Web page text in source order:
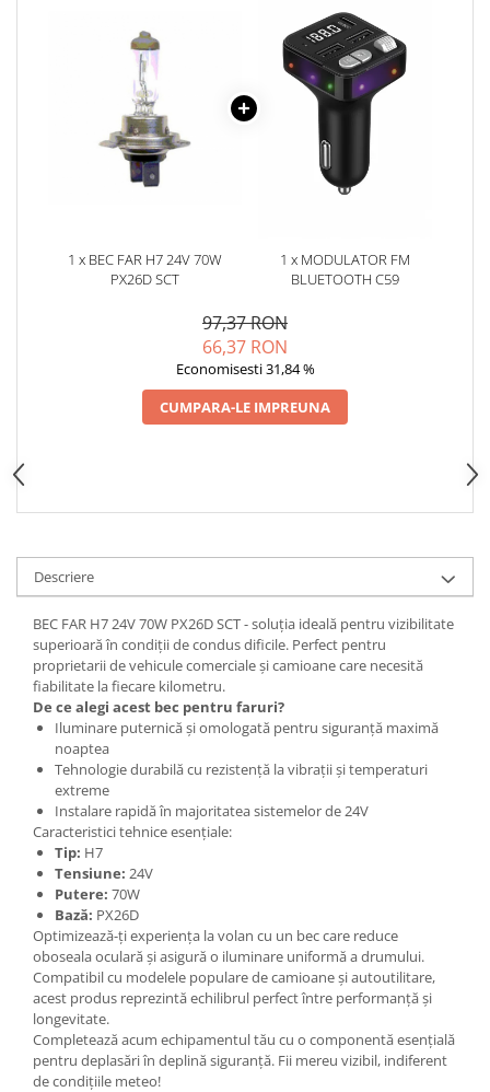
Pompa Spalator Parbriz
Accesorii Camioane
Lampi si Proiectoare Camion
Marcaje si Echipamente de
Accesorii Cabina Camion
Echipamente ADR si Utilitare
Aditivi Ulei Motor
Aditivi DPF, Sistem Racire si
Antigel
Spray Curatare Frane
Lubrifianti si Spray-uri de Curatare
Vopsitorie, Chituri si Adezivi
Curatare si Detailing Exterior
Articole Auto Sezoniere
Produse de Iarna
Cabluri Pornire
Produse de Vara
Blog
1 x BEC FAR H7 24V 70W
PX26D SCT
1 x MODULATOR FM
BLUETOOTH C59
97,37 RON
66,37 RON
Economisesti 31,84 %
CUMPARA-LE IMPREUNA
Descriere
BEC FAR H7 24V 70W PX26D SCT - soluția ideală pentru vizibilitate
superioară în condiții de condus dificile. Perfect pentru
proprietarii de vehicule comerciale și camioane care necesită
fiabilitate la fiecare kilometru.
De ce alegi acest bec pentru faruri?
Iluminare puternică și omologată pentru siguranță maximă
noaptea
Tehnologie durabilă cu rezistență la vibrații și temperaturi
extreme
Instalare rapidă în majoritatea sistemelor de 24V
Caracteristici tehnice esențiale:
Tip: H7
Tensiune: 24V
Putere: 70W
Bază: PX26D
Optimizează-ți experiența la volan cu un bec care reduce
oboseala oculară și asigură o iluminare uniformă a drumului.
Compatibil cu modelele populare de camioane și autoutilitare,
acest produs reprezintă echilibrul perfect între performanță și
longevitate.
Completează acum echipamentul tău cu o componentă esențială
pentru deplasări în deplină siguranță. Fii mereu vizibil, indiferent
de condițiile meteo!